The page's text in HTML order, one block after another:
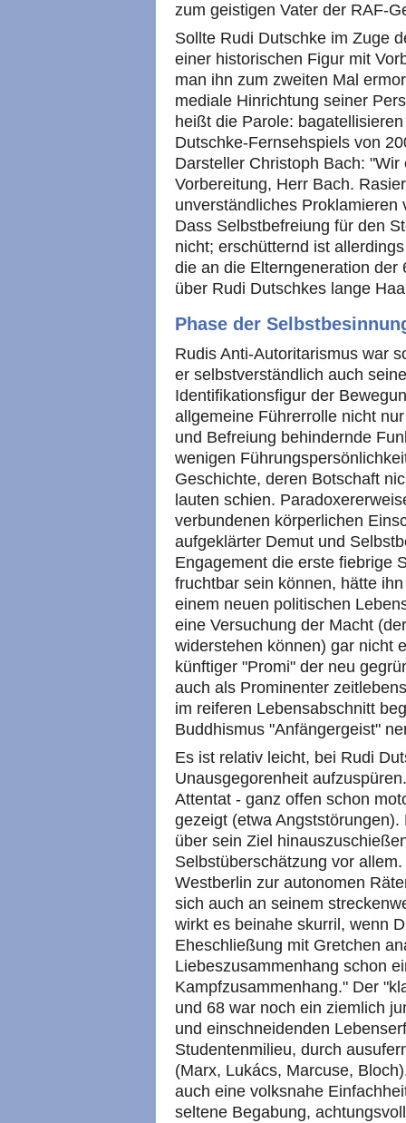
zum geistigen Vater der RAF-
Sollte Rudi Dutschke im Zuge
einer historischen Figur mit
man ihn zum zweiten Mal
mediale Hinrichtung seiner
heißt die Parole:
Dutschke-Fernsehspiels von
Darsteller Christoph Bach:
Vorbereitung, Herr Bach.
unverständliches
Dass Selbstbefreiung für den
nicht; erschütternd ist
die an die Elterngeneration
über Rudi Dutschkes lange
Phase der
Rudis Anti-Autoritarismus war
er selbstverständlich auch
Identifikationsfigur der
allgemeine Führerrolle nicht
und Befreiung behindernde
wenigen
Geschichte, deren Botschaft
lauten schien.
verbundenen körperlichen
aufgeklärter Demut und
Engagement die erste fiebrige
fruchtbar sein können, hätte
einem neuen politischen
eine Versuchung der Macht
widerstehen können) gar nicht
künftiger "Promi" der neu
auch als Prominenter
im reiferen Lebensabschnitt
Buddhismus "Anfängergeist"
Es ist relativ leicht, bei Rudi
Unausgegorenheit
Attentat - ganz offen schon
gezeigt (etwa
über sein Ziel
Selbstüberschätzung vor
Westberlin zur autonomen
sich auch an seinem
wirkt es beinahe skurril, wenn
Eheschließung mit Gretchen
Liebeszusammenhang schon
Kampfzusammenhang." Der
und 68 war noch ein ziemlich
und einschneidenden
Studentenmilieu, durch
(Marx, Lukács, Marcuse,
auch eine volksnahe
seltene Begabung,